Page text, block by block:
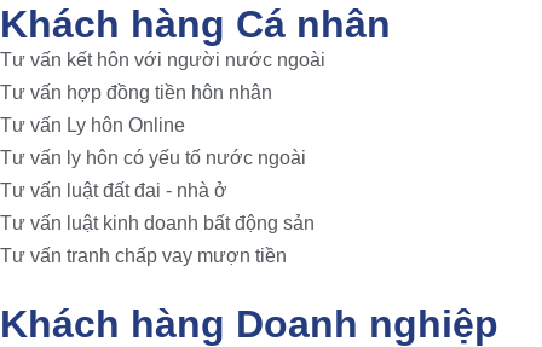
Khách hàng Cá nhân
Tư vấn kết hôn với người nước ngoài
Tư vấn hợp đồng tiền hôn nhân
Tư vấn Ly hôn Online
Tư vấn ly hôn có yếu tố nước ngoài
Tư vấn luật đất đai - nhà ở
Tư vấn luật kinh doanh bất động sản
Tư vấn tranh chấp vay mượn tiền
Khách hàng Doanh nghiệp